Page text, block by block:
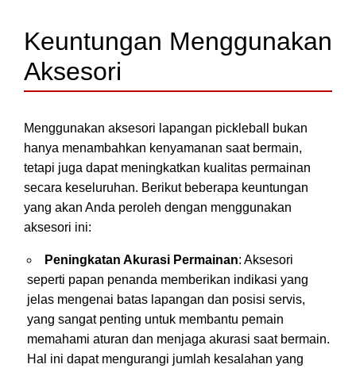
Keuntungan Menggunakan
Aksesori
Menggunakan aksesori lapangan pickleball bukan
hanya menambahkan kenyamanan saat bermain,
tetapi juga dapat meningkatkan kualitas permainan
secara keseluruhan. Berikut beberapa keuntungan
yang akan Anda peroleh dengan menggunakan
aksesori ini:
Peningkatan Akurasi Permainan: Aksesori
seperti papan penanda memberikan indikasi yang
jelas mengenai batas lapangan dan posisi servis,
yang sangat penting untuk membantu pemain
memahami aturan dan menjaga akurasi saat bermain.
Hal ini dapat mengurangi jumlah kesalahan yang